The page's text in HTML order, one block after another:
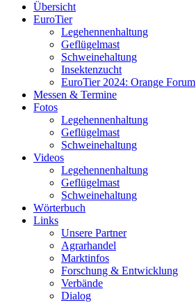
Übersicht
EuroTier
Legehennenhaltung
Geflügelmast
Schweinehaltung
Insektenzucht
EuroTier 2024: Orange Forum
Messen & Termine
Fotos
Legehennenhaltung
Geflügelmast
Schweinehaltung
Videos
Legehennenhaltung
Geflügelmast
Schweinehaltung
Wörterbuch
Links
Unsere Partner
Agrarhandel
Marktinfos
Forschung & Entwicklung
Verbände
Dialog